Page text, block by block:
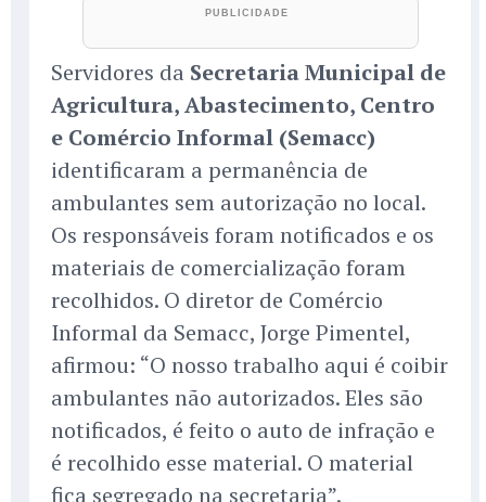
Servidores da Secretaria Municipal de
Agricultura, Abastecimento, Centro
e Comércio Informal (Semacc)
identificaram a permanência de
ambulantes sem autorização no local.
Os responsáveis foram notificados e os
materiais de comercialização foram
recolhidos. O diretor de Comércio
Informal da Semacc, Jorge Pimentel,
afirmou: “O nosso trabalho aqui é coibir
ambulantes não autorizados. Eles são
notificados, é feito o auto de infração e
é recolhido esse material. O material
fica segregado na secretaria”.